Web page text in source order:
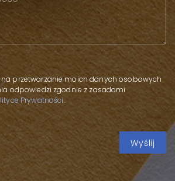
empty.
na przetwarzanie moich danych osobowych
odpowiedzi zgodnie z zasadami
Prywatności.